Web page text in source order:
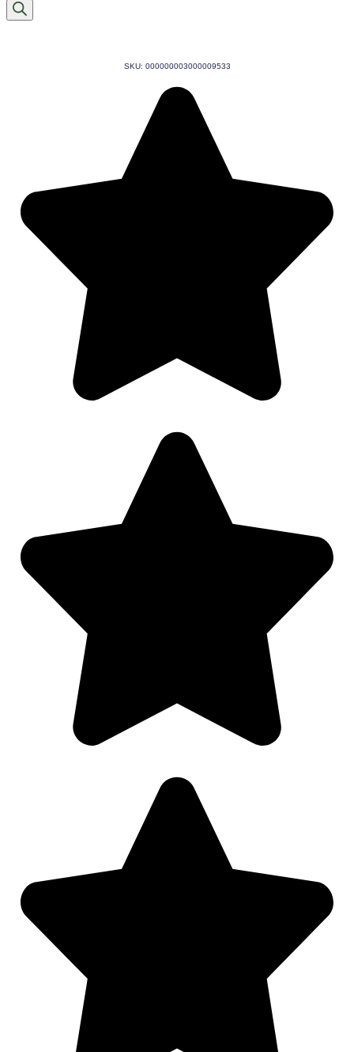
produtos
SKU: 000000003000009533